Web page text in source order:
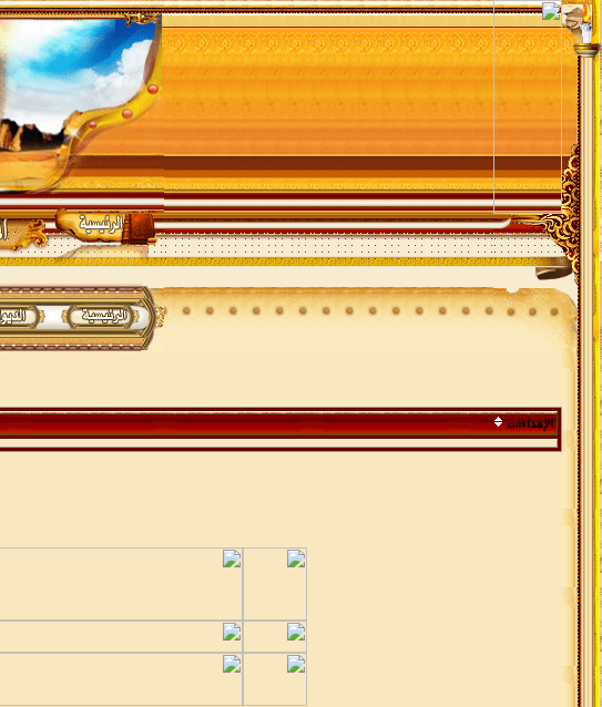
الإهداءات